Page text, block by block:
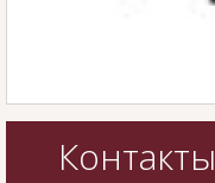
Контакты